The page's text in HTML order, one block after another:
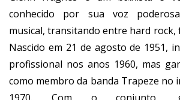
conhecido por sua voz
musical, transitando entre hard rock,
Nascido em 21 de agosto de 1951,
profissional nos anos 1960, mas
como membro da banda Trapeze no